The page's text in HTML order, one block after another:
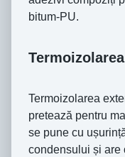
bitum-PU.
Termoizolarea
pretează pentru
se pune cu
condensului și are